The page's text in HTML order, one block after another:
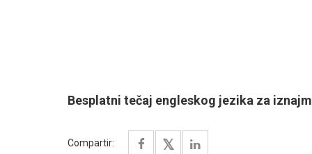
Besplatni tečaj engleskog jezika za
Compartir: